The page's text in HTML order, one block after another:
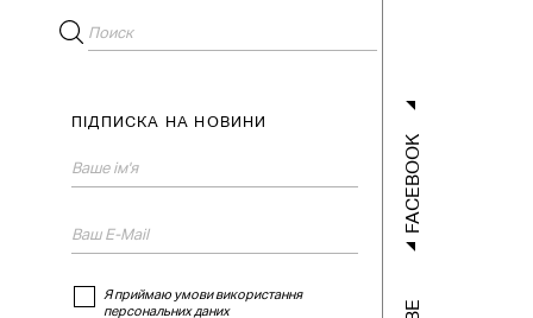
ПІДПИСКА НА НОВИНИ
Я приймаю умови використання
персональних даних
FACEBOOK